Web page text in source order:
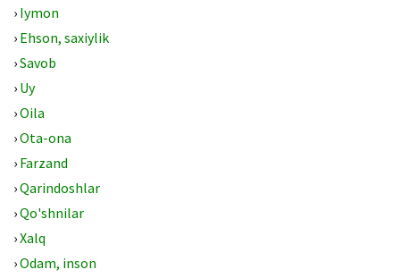
› Iymon
› Ehson, saxiylik
›Savob
› Uy
›Oila
›Ota-ona
› Farzand
›Qarindoshlar
›Qo'shnilar
›Xalq
›Odam, inson